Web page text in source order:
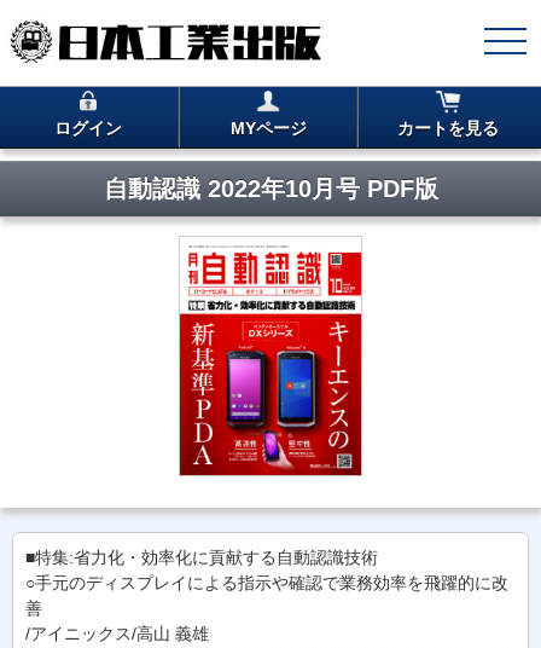
ログイン MYページ カートを見る
自動認識 2022年10月号 PDF版
■特集:省力化・効率化に貢献する自動認識技術
○手元のディスプレイによる指示や確認で業務効率を飛躍的に改
善
/アイニックス/高山 義雄